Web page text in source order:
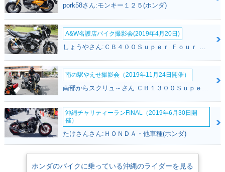
pork58さん:モンキー１２５(ホンダ)
A&W名護店バイク撮影会(2019年4月20日)
南の駅やえせ撮影会（2019年11月24日開催）
沖縄チャリティーランFINAL（2019年6月30日開
催）
たけさんさん:ＨＯＮＤＡ・他車種(ホンダ)
ホンダのバイクに乗っている沖縄のライダーを見る